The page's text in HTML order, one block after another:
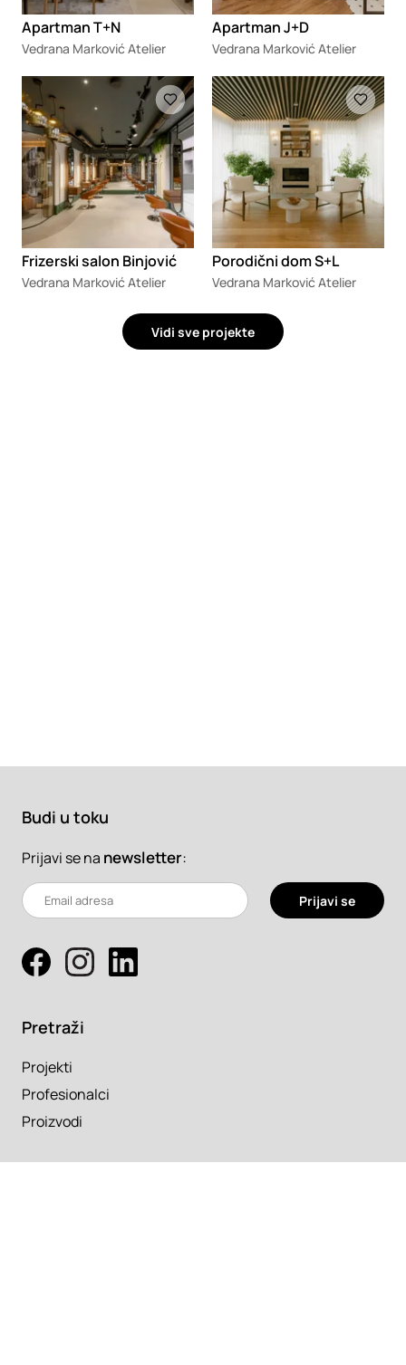
Apartman T+N
Vedrana Marković Atelier
Apartman J+D
Vedrana Marković Atelier
Loading
Frizerski salon Binjović
Vedrana Marković Atelier
Loading
Porodični dom S+L
Vedrana Marković Atelier
Vidi sve projekte
Budi u toku
Prijavi se na newsletter:
Prijavi se
Pretraži
Projekti
Profesionalci
Proizvodi